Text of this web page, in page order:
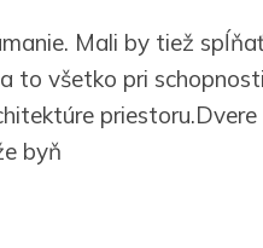
Mali by tiež
to všetko pri
byň